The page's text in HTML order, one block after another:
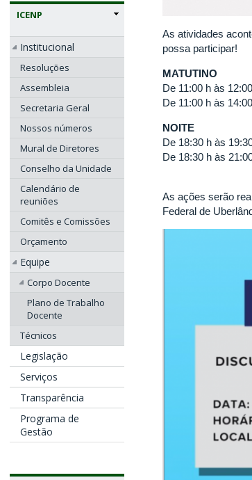
ICENP
Institucional
Resoluções
Assembleia
Secretaria Geral
Nossos números
Mural de Diretores
Conselho da Unidade
Calendário de
reuniões
Comitês e Comissões
Orçamento
Equipe
Corpo Docente
Plano de Trabalho
Docente
Técnicos
Legislação
Serviços
Transparência
Programa de
Gestão
As atividades
possa participar!
MATUTINO
De 11:00 h às
De 11:00 h às
NOITE
De 18:30 h às
De 18:30 h às
As ações serão
Federal de